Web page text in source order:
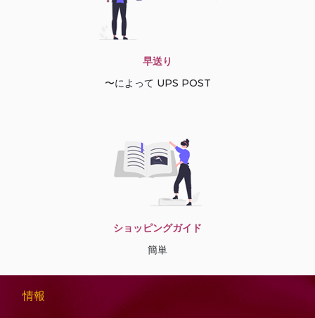
早送り
〜によって UPS POST
ショッピングガイド
簡単
情報